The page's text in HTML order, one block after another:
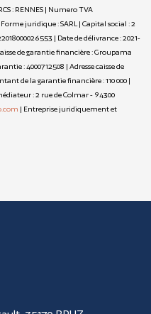
: RENNES | Numero TVA
juridique : SARL | Capital social : 2
| Date de délivrance : 2021-
de garantie financière : Groupama
: 4000712508 | Adresse caisse de
de la garantie financière : 110 000 |
: 2 rue de Colmar - 94300
| Entreprise juridiquement et